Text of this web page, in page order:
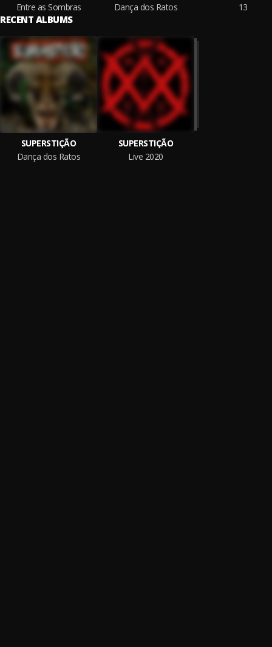
Entre as Sombras
Dança dos Ratos
13
RECENT ALBUMS
SUPERSTIÇÃO
Dança dos Ratos
SUPERSTIÇÃO
Live 2020